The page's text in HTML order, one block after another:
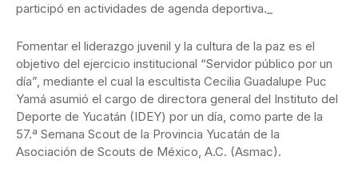
participó en actividades de agenda deportiva._
Fomentar el liderazgo juvenil y la cultura de la paz es el
objetivo del ejercicio institucional “Servidor público por un
día”, mediante el cual la escultista Cecilia Guadalupe Puc
Yamá asumió el cargo de directora general del Instituto del
Deporte de Yucatán (IDEY) por un día, como parte de la
57.ª Semana Scout de la Provincia Yucatán de la
Asociación de Scouts de México, A.C. (Asmac).